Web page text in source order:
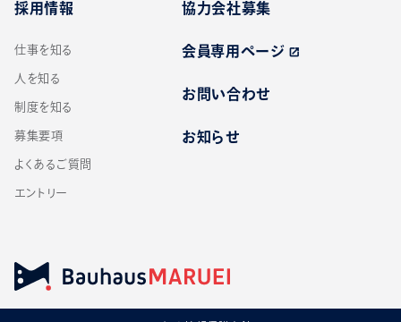
採用情報
仕事を知る
人を知る
制度を知る
募集要項
よくあるご質問
エントリー
協力会社募集
会員専用ページ open_in_new
お問い合わせ
お知らせ